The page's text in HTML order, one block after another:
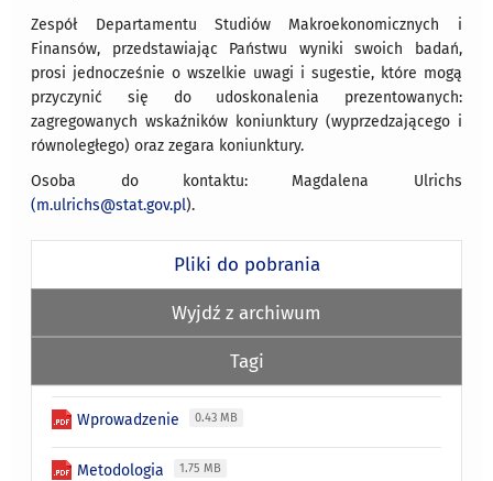
Zespół Departamentu Studiów Makroekonomicznych i
Finansów, przedstawiając Państwu wyniki swoich badań,
prosi jednocześnie o wszelkie uwagi i sugestie, które mogą
przyczynić się do udoskonalenia prezentowanych:
zagregowanych wskaźników koniunktury (wyprzedzającego i
równoległego) oraz zegara koniunktury.
Osoba do kontaktu: Magdalena Ulrichs
(m.ulrichs@stat.gov.pl).
Pliki do pobrania
Wyjdź z archiwum
Tagi
Wprowadzenie 0.43 MB
Metodologia 1.75 MB